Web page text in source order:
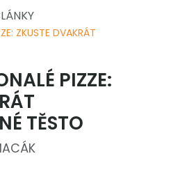
ZKUSTE DVAKRÁT
PIZZE:
TĚSTO